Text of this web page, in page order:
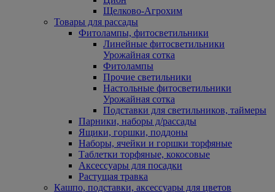
Щелково-Агрохим
Товары для рассады
Фитолампы, фитосветильники
Линейные фитосветильники
Урожайная сотка
Фитолампы
Прочие светильники
Настольные фитосветильники
Урожайная сотка
Подставки для светильников, таймеры
Парники, наборы д/рассады
Ящики, горшки, поддоны
Наборы, ячейки и горшки торфяные
Таблетки торфяные, кокосовые
Аксессуары для посадки
Растущая травка
Кашпо, подставки, аксессуары для цветов